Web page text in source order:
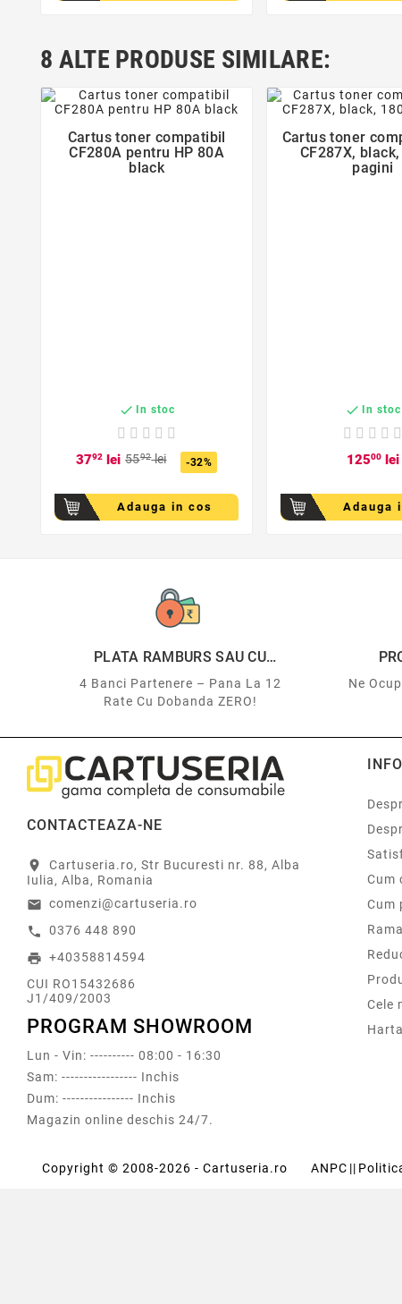
8 ALTE PRODUSE SIMILARE:

favorite_border
Cartus toner compatibil
CF280A pentru HP 80A
black
 In stoc
3792 lei 5592lei -32%
Adauga in cos

favorite_border
Cartus toner
CF287X,
pagini
 In stoc
12500lei
Adauga
PLATA RAMBURS SAU CU
4 Banci Partenere – Pana La 12
Rate Cu Dobanda ZERO!
Ne
CONTACTEAZA-NE
location_on
Cartuseria.ro, Str Bucuresti nr. 88, Alba
Iulia, Alba, Romania
email comenzi@cartuseria.ro
call 0376 448 890
print +40358814594
CUI RO15432686
J1/409/2003
PROGRAM SHOWROOM
Lun - Vin: ---------- 08:00 - 16:30
Sam: ----------------- Inchis
Dum: ---------------- Inchis
Magazin online deschis 24/7.
Cum
Cum
Cele
Copyright © 2008-2026 - Cartuseria.ro ANPC ||